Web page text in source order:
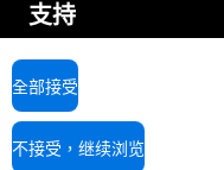
手动清洗清洁剂
树脂过滤水处理
反渗透水处理
我们在全球的办事处
支持
UNOX质保
查找经销商
查找服务中心
全部接受
不接受，继续浏览